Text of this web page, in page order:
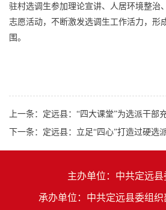
驻村选调生参加理论宣讲、人居环境整治
志愿活动，不断激发选调生工作活力，形
围。
上一条：定远县：“四大课堂”为选派干部
下一条：定远县：立足“四心”打造过硬选
主办单位：中共定远县
承办单位：中共定远县委组